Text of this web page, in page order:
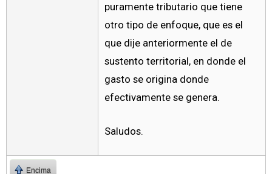
puramente tributario que tiene
otro tipo de enfoque, que es el
que dije anteriormente el de
sustento territorial, en donde el
gasto se origina donde
efectivamente se genera.
Saludos.
Encima